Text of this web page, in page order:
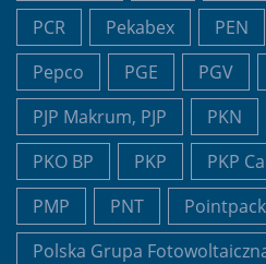
PCR
Pekabex PEN
Pepco
PGE PGV
PJP Makrum, PJP
PKN
PKO BP
PKP PKP
PMP
PNT Pointpack
Polska Grupa